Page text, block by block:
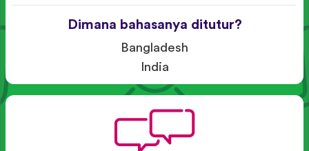
Dimana bahasanya ditutur?
Bangladesh
India